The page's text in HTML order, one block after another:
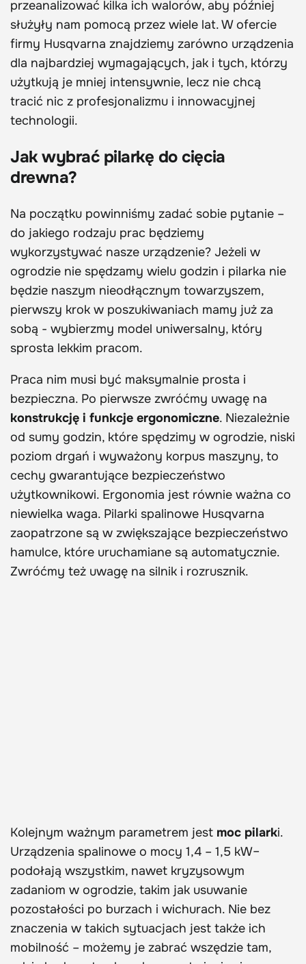
przeanalizować kilka ich walorów, aby później
służyły nam pomocą przez wiele lat. W ofercie
firmy Husqvarna znajdziemy zarówno urządzenia
dla najbardziej wymagających, jak i tych, którzy
użytkują je mniej intensywnie, lecz nie chcą
tracić nic z profesjonalizmu i innowacyjnej
technologii.
Jak wybrać pilarkę do cięcia
drewna?
Na początku powinniśmy zadać sobie pytanie –
do jakiego rodzaju prac będziemy
wykorzystywać nasze urządzenie? Jeżeli w
ogrodzie nie spędzamy wielu godzin i pilarka nie
będzie naszym nieodłącznym towarzyszem,
pierwszy krok w poszukiwaniach mamy już za
sobą - wybierzmy model uniwersalny, który
sprosta lekkim pracom.
Praca nim musi być maksymalnie prosta i
bezpieczna. Po pierwsze zwróćmy uwagę na
konstrukcję i funkcje ergonomiczne. Niezależnie
od sumy godzin, które spędzimy w ogrodzie, niski
poziom drgań i wyważony korpus maszyny, to
cechy gwarantujące bezpieczeństwo
użytkownikowi. Ergonomia jest równie ważna co
niewielka waga. Pilarki spalinowe Husqvarna
zaopatrzone są w zwiększające bezpieczeństwo
hamulce, które uruchamiane są automatycznie.
Zwróćmy też uwagę na silnik i rozrusznik.
Kolejnym ważnym parametrem jest moc pilarki.
Urządzenia spalinowe o mocy 1,4 – 1,5 kW–
podołają wszystkim, nawet kryzysowym
zadaniom w ogrodzie, takim jak usuwanie
pozostałości po burzach i wichurach. Nie bez
znaczenia w takich sytuacjach jest także ich
mobilność – możemy je zabrać wszędzie tam,